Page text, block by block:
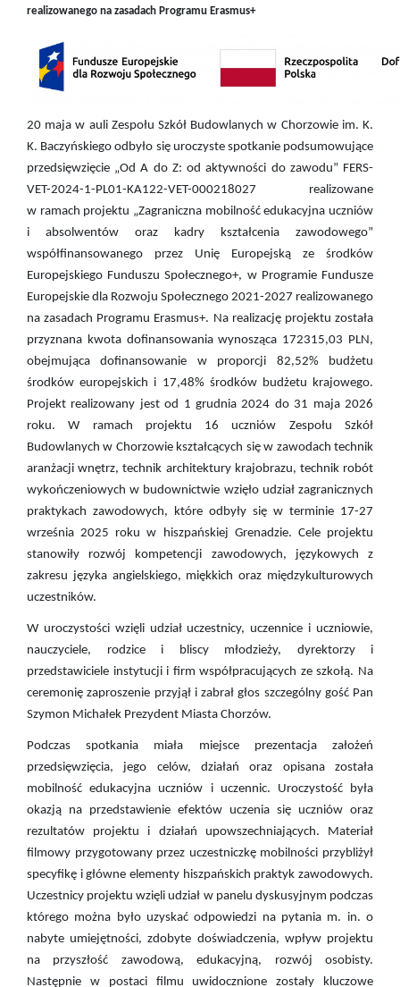
realizowanego na zasadach Programu Erasmus+
20 maja w auli Zespołu Szkół Budowlanych w Chorzowie im. K.
K. Baczyńskiego odbyło się uroczyste spotkanie podsumowujące
przedsięwzięcie „Od A do Z: od aktywności do zawodu” FERS-
VET-2024-1-PL01-KA122-VET-000218027
realizowane
w ramach projektu „Zagraniczna mobilność edukacyjna uczniów
i absolwentów oraz kadry kształcenia zawodowego”
współfinansowanego przez Unię Europejską ze środków
Europejskiego Funduszu Społecznego+, w Programie Fundusze
Europejskie dla Rozwoju Społecznego 2021-2027 realizowanego
na zasadach Programu Erasmus+. Na realizację projektu została
przyznana kwota dofinansowania wynosząca 172315,03 PLN,
obejmująca dofinansowanie w proporcji 82,52% budżetu
środków europejskich i 17,48% środków budżetu krajowego.
Projekt realizowany jest od 1 grudnia 2024 do 31 maja 2026
roku. W ramach projektu 16 uczniów Zespołu Szkół
Budowlanych w Chorzowie kształcących się w zawodach technik
aranżacji wnętrz, technik architektury krajobrazu, technik robót
wykończeniowych w budownictwie wzięło udział zagranicznych
praktykach zawodowych, które odbyły się w terminie 17-27
września 2025 roku w hiszpańskiej Grenadzie. Cele projektu
stanowiły rozwój kompetencji zawodowych, językowych z
zakresu języka angielskiego, miękkich oraz międzykulturowych
uczestników.
W uroczystości wzięli udział uczestnicy, uczennice i uczniowie,
nauczyciele, rodzice i bliscy młodzieży, dyrektorzy i
przedstawiciele instytucji i firm współpracujących ze szkołą. Na
ceremonię zaproszenie przyjął i zabrał głos szczególny gość Pan
Szymon Michałek Prezydent Miasta Chorzów.
Podczas spotkania miała miejsce prezentacja założeń
przedsięwzięcia, jego celów, działań oraz opisana została
mobilność edukacyjna uczniów i uczennic. Uroczystość była
okazją na przedstawienie efektów uczenia się uczniów oraz
rezultatów projektu i działań upowszechniających. Materiał
filmowy przygotowany przez uczestniczkę mobilności przybliżył
specyfikę i główne elementy hiszpańskich praktyk zawodowych.
Uczestnicy projektu wzięli udział w panelu dyskusyjnym podczas
którego można było uzyskać odpowiedzi na pytania m. in. o
nabyte umiejętności, zdobyte doświadczenia, wpływ projektu
na przyszłość zawodową, edukacyjną, rozwój osobisty.
Następnie w postaci filmu uwidocznione zostały kluczowe